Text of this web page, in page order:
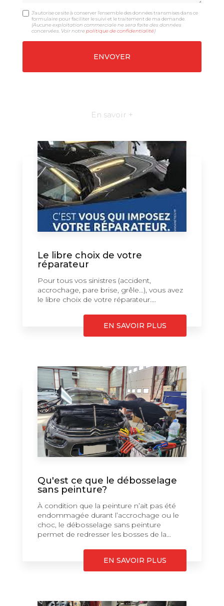
J'autorise ce site à conserver l'ensemble des données transmises dans ce
formulaire pour faciliter le suivi et le traitement de ma demande.
(Aucune exploitation commerciale ne sera faite des données
concervées. Voir notrepolitique de confidentialité)
En savoir +
Le libre choix de votre
réparateur
Pour tous vos sinistres (accident,
accrochage, pare brise, grêle...), vous avez
le libre choix de votre réparateur....
EN SAVOIR PLUS
Qu'est ce que le débosselage
sans peinture?
À condition que la peinture n’ait pas été
endommagée durant l’accrochage ou le
choc, le débosselage sans peinture
permet de redresser les bosses de la...
EN SAVOIR PLUS